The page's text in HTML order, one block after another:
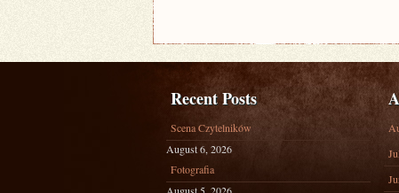
Recent Posts
Scena Czytelników
August 6, 2026
Fotografia